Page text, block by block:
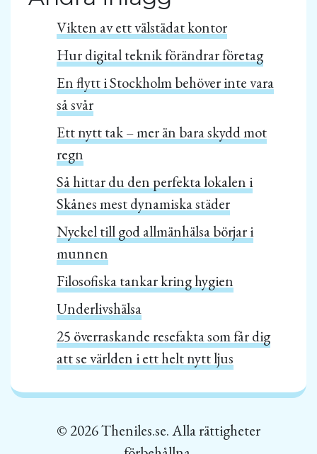
Vikten av ett välstädat kontor
Hur digital teknik förändrar företag
En flytt i Stockholm behöver inte vara
så svår
Ett nytt tak – mer än bara skydd mot
regn
Så hittar du den perfekta lokalen i
Skånes mest dynamiska städer
Nyckel till god allmänhälsa börjar i
munnen
Filosofiska tankar kring hygien
Underlivshälsa
25 överraskande resefakta som får dig
att se världen i ett helt nytt ljus
© 2026 Theniles.se. Alla rättigheter